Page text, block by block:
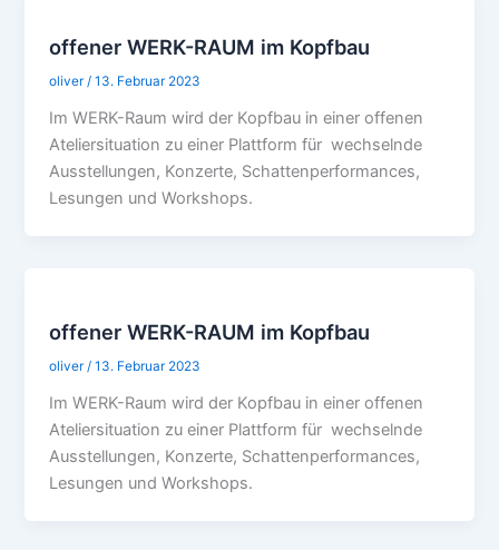
offener WERK-RAUM im Kopfbau
oliver/13. Februar 2023
Im WERK-Raum wird der Kopfbau in einer offenen
Ateliersituation zu einer Plattform für wechselnde
Ausstellungen, Konzerte, Schattenperformances,
Lesungen und Workshops.
offener WERK-RAUM im Kopfbau
oliver /13. Februar 2023
Im WERK-Raum wird der Kopfbau in einer offenen
Ateliersituation zu einer Plattform für wechselnde
Ausstellungen, Konzerte, Schattenperformances,
Lesungen und Workshops.